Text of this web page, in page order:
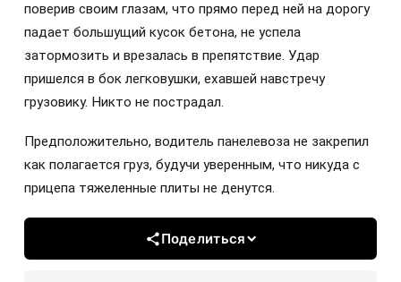
поверив своим глазам, что прямо перед ней на дорогу
падает большущий кусок бетона, не успела
затормозить и врезалась в препятствие. Удар
пришелся в бок легковушки, ехавшей навстречу
грузовику. Никто не пострадал.
Предположительно, водитель панелевоза не закрепил
как полагается груз, будучи уверенным, что никуда с
прицепа тяжеленные плиты не денутся.
Поделиться